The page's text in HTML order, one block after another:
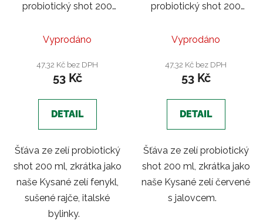
probiotický shot 200
Vyprodáno
47,32 Kč bez DPH
53 Kč
DETAIL
Šťáva ze zelí probiotický
shot 200 ml, zkrátka jako
naše Kysané zelí fenykl,
sušené rajče, italské
bylinky.
probiotický shot 200
Vyprodáno
47,32 Kč bez DPH
53 Kč
DETAIL
Šťáva ze zelí probiotický
shot 200 ml, zkrátka jako
naše Kysané zelí červené
s jalovcem.